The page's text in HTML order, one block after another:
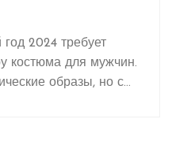
2024 требует
костюма для мужчин.
образы, но с